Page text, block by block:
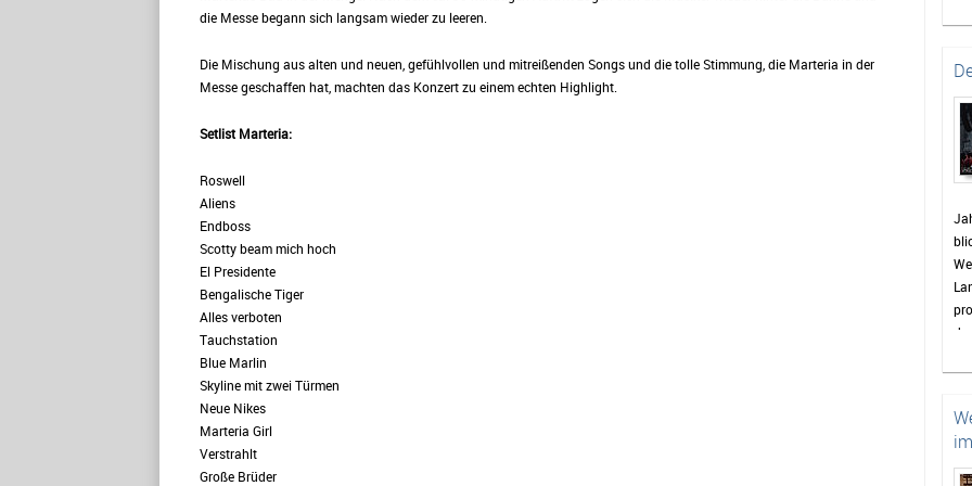
die Messe begann sich langsam wieder zu leeren.
Die Mischung aus alten und neuen, gefühlvollen und mitreißenden Songs und die tolle Stimmung, die Marteria in der
Messe geschaffen hat, machten das Konzert zu einem echten Highlight.
Setlist Marteria:
Roswell
Aliens
Endboss
Scotty beam mich hoch
El Presidente
Bengalische Tiger
Alles verboten
Tauchstation
Blue Marlin
Skyline mit zwei Türmen
Neue Nikes
Marteria Girl
Verstrahlt
Große Brüder